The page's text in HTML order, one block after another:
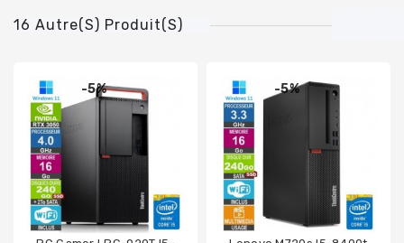
16 Autre(s) Produit(s)
-5% -5%